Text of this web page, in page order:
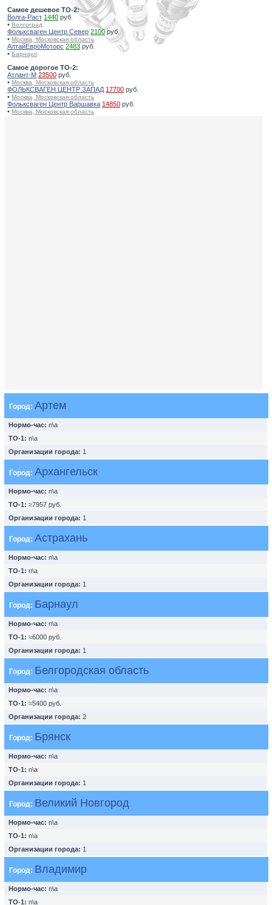
Самое дешевое ТО-2:
Волга-Раст 1440 руб.
• Волгоград
Фольксваген Центр Север 2100руб.
• Москва, Московская область
АлтайЕвроМоторс 2483 руб.
• Барнаул
Самое дорогое ТО-2:
Атлант-М 23500 руб.
• Москва, Московская область
ФОЛЬКСВАГЕН ЦЕНТР ЗАПАД 17700 руб.
• Москва, Московская область
Фольксваген Центр Варшавка 14850 руб.
• Москва, Московская область
Город: Артем
Нормо-час: n\a
ТО-1: n\a
Организации города: 1
Город: Архангельск
Нормо-час: n\a
ТО-1: ≈7957 руб.
Организации города: 1
Город: Астрахань
Нормо-час: n\a
ТО-1: n\a
Организации города: 1
Город: Барнаул
Нормо-час: n\a
ТО-1: ≈6000 руб.
Организации города: 1
Город: Белгородская область
Нормо-час: n\a
ТО-1: ≈5400 руб.
Организации города: 2
Город: Брянск
Нормо-час: n\a
ТО-1: n\a
Организации города: 1
Город: Великий Новгород
Нормо-час: n\a
ТО-1: n\a
Организации города: 1
Город: Владимир
Нормо-час: n\a
ТО-1: n\a